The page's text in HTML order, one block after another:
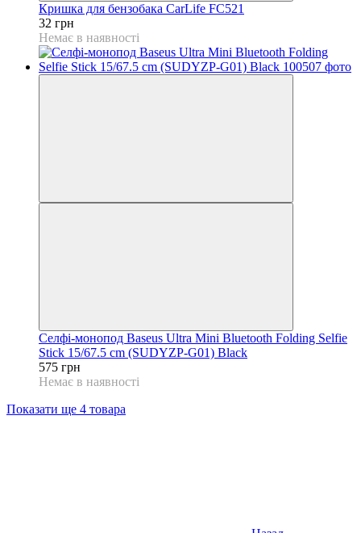
Кришка для бензобака CarLife FC521
32 грн
Немає в наявності
Селфі-монопод Baseus Ultra Mini Bluetooth Folding Selfie
Stick 15/67.5 cm (SUDYZP-G01) Black
575 грн
Немає в наявності
Показати ще 4 товара